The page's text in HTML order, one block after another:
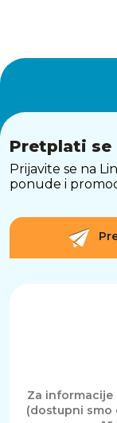
Pretplati se
Prijavite se na
ponude i
Za informacije
(dostupni smo